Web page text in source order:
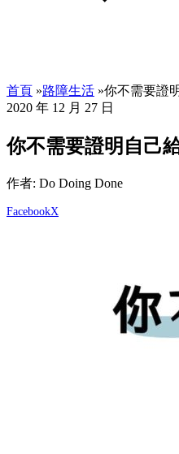
首頁 »路障生活 »你不需要證
2020 年 12 月 27 日
你不需要證明自己
作者: Do Doing Done
FacebookX